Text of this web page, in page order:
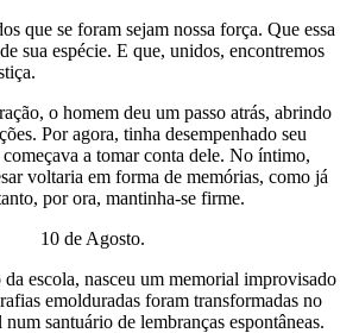
que se foram sejam nossa força. Que essa
sua espécie. E que, unidos, encontremos
o homem deu um passo atrás, abrindo
Por agora, tinha desempenhado seu
a tomar conta dele. No íntimo,
voltaria em forma de memórias, como já
por ora, mantinha-se firme.
10 de Agosto.
escola, nasceu um memorial improvisado
emolduradas foram transformadas no
santuário de lembranças espontâneas.